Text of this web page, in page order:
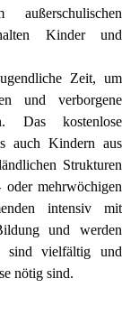
Kinder und
Zeit, um
und verborgene
Das kostenlose
auch Kindern aus
Strukturen
mehrwöchigen
intensiv mit
und werden
sind vielfältig und
nötig sind.